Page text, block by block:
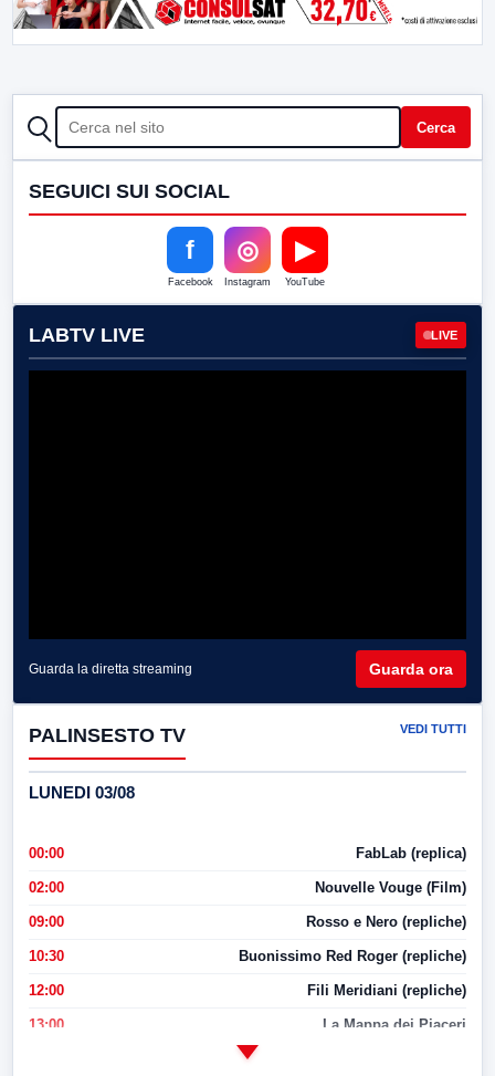
CERCA Cerca
SEGUICI SUI SOCIAL
f
Facebook
◎
Instagram
▶
YouTube
LABTV LIVE LIVE
Guarda la diretta streaming Guarda ora
PALINSESTO TV VEDI TUTTI
LUNEDI 03/08
00:00 FabLab (replica)
02:00 Nouvelle Vouge (Film)
09:00 Rosso e Nero (repliche)
10:30 Buonissimo Red Roger (repliche)
12:00 Fili Meridiani (repliche)
13:00 La Mappa dei Piaceri